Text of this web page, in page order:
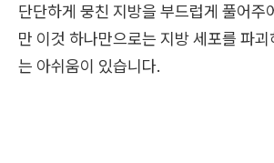
단단하게 뭉친 지방을 부드럽게 풀어주
만 이것 하나만으로는 지방 세포를 파
는 아쉬움이 있습니다.